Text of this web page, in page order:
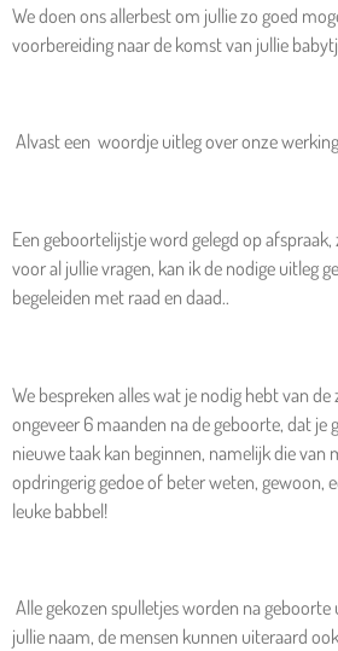
We doen ons allerbest om jullie zo goed
voorbereiding naar de komst van jullie
Alvast een woordje uitleg over onze
Een geboortelijstje word gelegd op
voor al jullie vragen, kan ik de nodige uitleg
begeleiden met raad en daad..
We bespreken alles wat je nodig hebt van
ongeveer 6 maanden na de geboorte, dat je
nieuwe taak kan beginnen, namelijk die van
opdringerig gedoe of beter weten, gewoon,
leuke babbel!
Alle gekozen spulletjes worden na
jullie naam, de mensen kunnen uiteraard